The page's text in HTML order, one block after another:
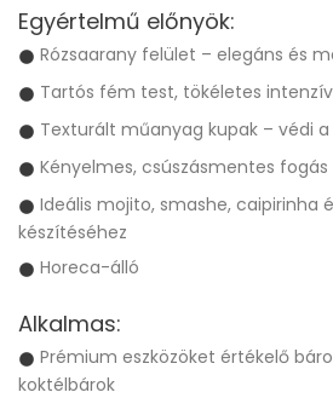
Egyértelmű előnyök:
Rózsaarany felület – elegáns és
Tartós fém test, tökéletes
Texturált műanyag kupak – védi
Kényelmes, csúszásmentes fogás
Ideális mojito, smashe, caipirinha
készítéséhez
Horeca-álló
Alkalmas:
Prémium eszközöket értékelő
koktélbárok